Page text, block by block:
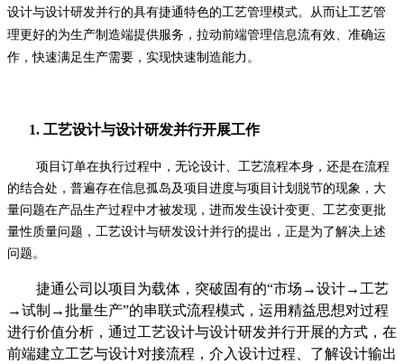
设计与设计研发并行的具有捷通特色的工艺管理模式。从而让工艺管
理更好的为生产制造端提供服务，拉动前端管理信息流有效、准确运
作，快速满足生产需要，实现快速制造能力。
1. 工艺设计与设计研发并行开展工作
项目订单在执行过程中，无论设计、工艺流程本身，还是在流程
的结合处，普遍存在信息孤岛及项目进度与项目计划脱节的现象，大
量问题在产品生产过程中才被发现，进而发生设计变更、工艺变更批
量性质量问题，工艺设计与研发设计并行的提出，正是为了解决上述
问题。
捷通公司以项目为载体，突破固有的“市场→设计→工艺
→试制→批量生产”的串联式流程模式，运用精益思想对过程
进行价值分析，通过工艺设计与设计研发并行开展的方式，在
前端建立工艺与设计对接流程，介入设计过程、了解设计输出